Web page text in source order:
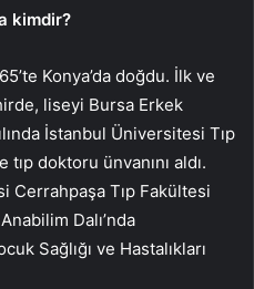
kimdir?
Konya’da doğdu. İlk ve
liseyi Bursa Erkek
İstanbul Üniversitesi Tıp
doktoru ünvanını aldı.
Cerrahpaşa Tıp Fakültesi
Dalı’nda
Sağlığı ve Hastalıkları